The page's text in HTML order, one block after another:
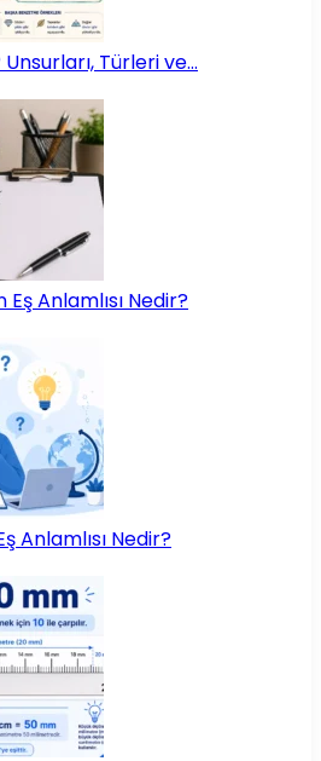
Türleri ve…
Anlamlısı Nedir?
Anlamlısı Nedir?